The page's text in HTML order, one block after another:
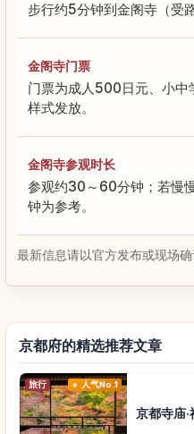
步行约5分钟到金阁寺（受
金阁寺门票
门票为成人500日元、小
样式发放。
金阁寺参观时长
参观约30～60分钟；若慢
钟为参考。
最新信息请以官方发布或现场确
京都府的精选推荐文章
旅行 人气No.1
京都寺庙